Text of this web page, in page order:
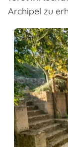
Archipel zu